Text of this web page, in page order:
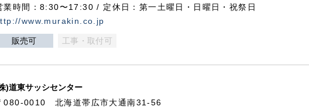
業時間：8:30〜17:30 / 定休日：第一土曜日・日曜日・祝祭日
www.murakin.co.jp
販売可 工事・取付可
)道東サッシセンター
080-0010 北海道帯広市大通南31-56